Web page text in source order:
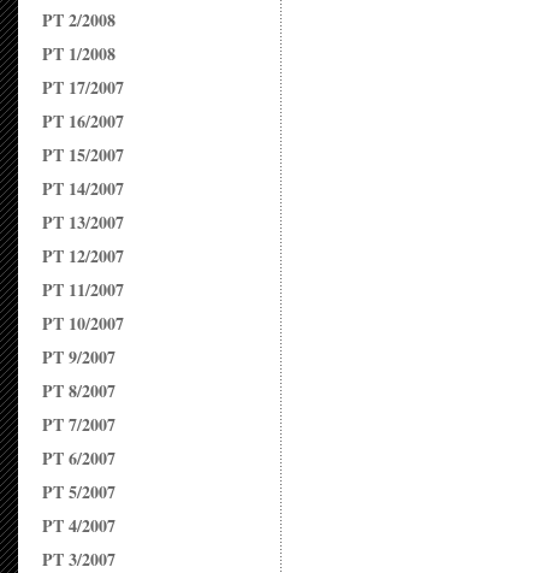
PT 2/2008
PT 1/2008
PT 17/2007
PT 16/2007
PT 15/2007
PT 14/2007
PT 13/2007
PT 12/2007
PT 11/2007
PT 10/2007
PT 9/2007
PT 8/2007
PT 7/2007
PT 6/2007
PT 5/2007
PT 4/2007
PT 3/2007